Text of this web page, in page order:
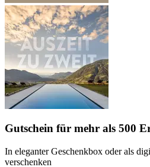
Gutschein für mehr als 500
In eleganter Geschenkbox oder als
verschenken